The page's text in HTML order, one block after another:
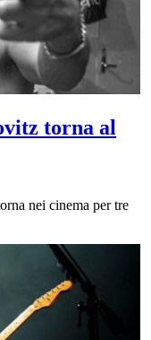
torna al
nei cinema per tre